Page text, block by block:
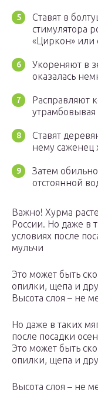
Ставят в
стимулятора
«Циркон» или
Укореняют в
оказалась
Расправляют
утрамбовывая
Ставят
нему саженец
Затем
отстоянной
Важно! Хурма
России. Но даже в
условиях после
мульчи
Это может быть
опилки, щепа и
Высота слоя – не
Но даже в таких
после посадки
Это может быть
опилки, щепа и
Высота слоя – не